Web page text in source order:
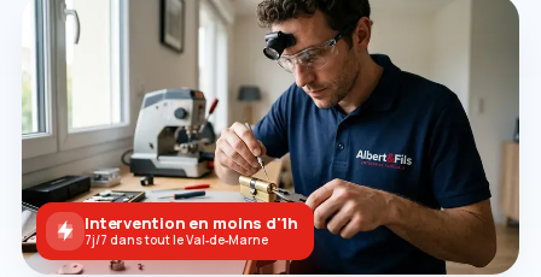
Intervention en moins d'1h
7j/7 dans tout le Val‑de‑Marne